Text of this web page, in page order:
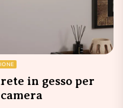
in gesso per